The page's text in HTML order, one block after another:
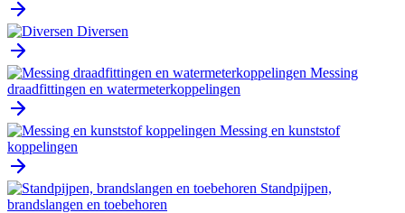
Diversen
Messing
draadfittingen en watermeterkoppelingen
Messing en kunststof
koppelingen
Standpijpen,
brandslangen en toebehoren